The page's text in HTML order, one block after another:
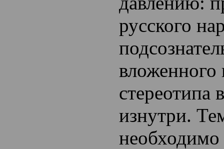
русского
стереотипа
изнутри.
необходимо